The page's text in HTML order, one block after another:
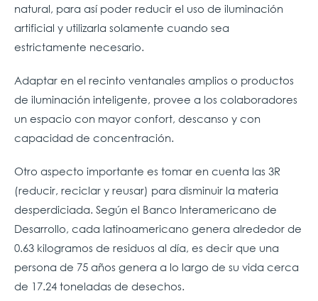
natural, para así poder reducir el uso de iluminación
artificial y utilizarla solamente cuando sea
estrictamente necesario.
Adaptar en el recinto ventanales amplios o productos
de iluminación inteligente, provee a los colaboradores
un espacio con mayor confort, descanso y con
capacidad de concentración.
Otro aspecto importante es tomar en cuenta las 3R
(reducir, reciclar y reusar) para disminuir la materia
desperdiciada. Según el Banco Interamericano de
Desarrollo, cada latinoamericano genera alrededor de
0.63 kilogramos de residuos al día, es decir que una
persona de 75 años genera a lo largo de su vida cerca
de 17.24 toneladas de desechos.